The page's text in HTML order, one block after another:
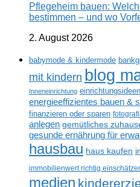
Pflegeheim bauen:
bestimmen – und wo
2. August 2026
babymode & kindermode
mit kindern blog
Inneneinrichtung
energieeffizientes bauen &
finanzieren oder sparen
anlegen gemütliches
gesunde ernährung für
hausbau haus kaufen
immobilienwert richtig
medien